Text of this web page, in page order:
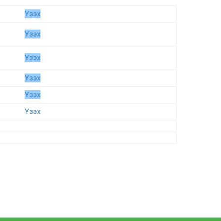
Үзэх
Үзэх
Үзэх
Үзэх
Үзэх
Үзэх